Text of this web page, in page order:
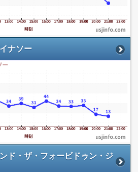
ナソー
ド・ザ・フォービドゥン・ジ